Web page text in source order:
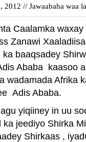
2012 // Jawaabaha waa
Caalamka
Zanawi
baaqsadey
Ababa kaasoo
wadamada Afrika
Adis Ababa.
yiqiiney in uu
jeediyo Shirka
Shirkaas ,